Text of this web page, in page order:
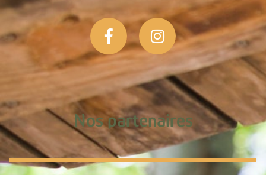
Nos partenaires